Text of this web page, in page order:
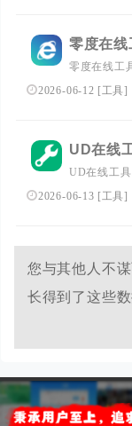
零度在线
零度在线工
内使用最广
号归属地
份证查询等
2026-06-12 [工具]
UD在线
UD在线工
询服务，在
2026-06-13 [工具]
您与其他人不
长得到了这些